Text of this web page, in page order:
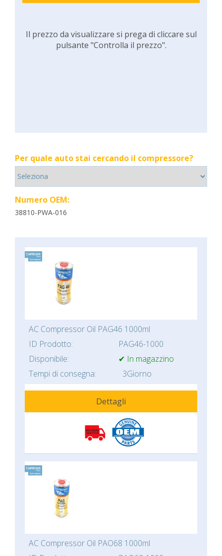
Il prezzo da visualizzare si prega di cliccare sul
pulsante "Controlla il prezzo".
Per quale auto stai cercando il compressore?
Numero OEM:
38810-PWA-016
AC Compressor Oil PAG46 1000ml
ID Prodotto:
PAG46-1000
Disponibile:
✔ In magazzino
Tempi di consegna:
3Giorno
Dettagli
AC Compressor Oil PAO68 1000ml